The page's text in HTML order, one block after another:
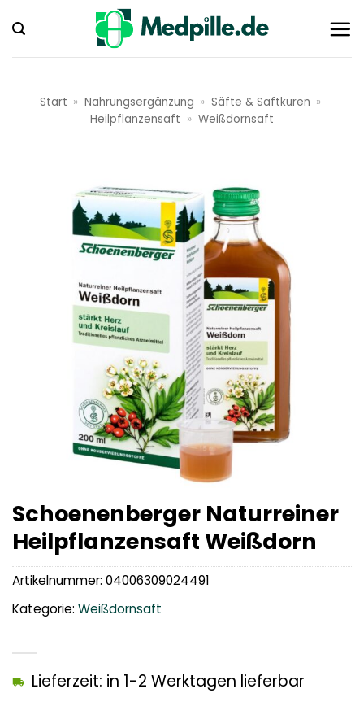
Inhalt
springen
Start » Nahrungsergänzung » Säfte & Saftkuren »
Heilpflanzensaft » Weißdornsaft
Schoenenberger Naturreiner
Heilpflanzensaft Weißdorn
Lieferzeit: in 1-2 Werktagen lieferbar
Artikelnummer: 04006309024491
Kategorie: Weißdornsaft